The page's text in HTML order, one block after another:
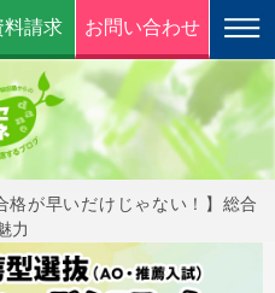
料請求 お問い合わせ
格が早いだけじゃない！】総合
力